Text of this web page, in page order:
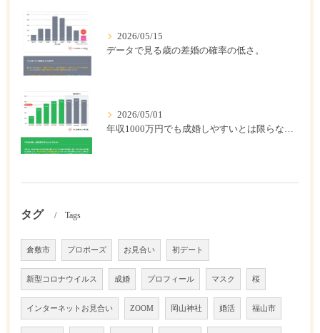
2026/05/15
データで見る歳の差婚の確率の低さ。
2026/05/01
年収1000万円でも成婚しやすいとは限らない? 「年収帯別の成婚率」のリアル
タグ Tags
倉敷市 プロポーズ お見合い 初デート
新型コロナウイルス 成婚 プロフィール マスク 桜
インターネットお見合い ZOOM 岡山神社 婚活 福山市